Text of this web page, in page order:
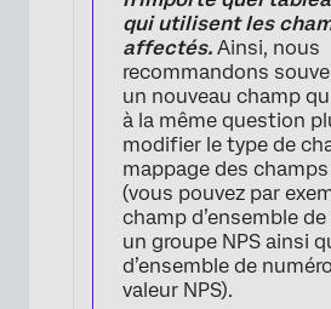
qui utilisent les
affectés. Ainsi, nous
recommandons
un nouveau champ
à la même question
modifier le type de
mappage des
(vous pouvez par
champ d’ensemble
un groupe NPS ainsi
d’ensemble de
valeur NPS).